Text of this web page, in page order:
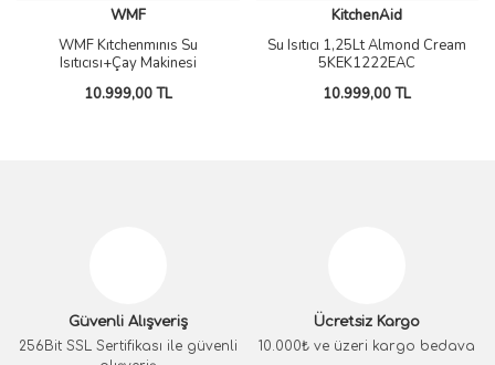
WMF
WMF Kıtchenmınıs Su
Isıtıcısı+Çay Makinesi
10.999,00 TL
KitchenAid
Su Isıtıcı 1,25Lt Almond Cream
5KEK1222EAC
10.999,00 TL
Güvenli Alışveriş
256Bit SSL Sertifikası ile güvenli
Ücretsiz Kargo
10.000₺ ve üzeri kargo bedava